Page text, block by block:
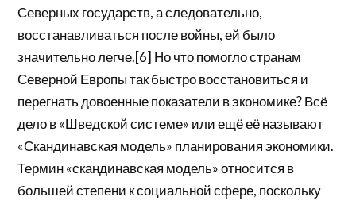
Северных государств, а следовательно,
восстанавливаться после войны, ей было
значительно легче.[6] Но что помогло странам
Северной Европы так быстро восстановиться и
перегнать довоенные показатели в экономике? Всё
дело в «Шведской системе» или ещё её называют
«Скандинавская модель» планирования экономики.
Термин «скандинавская модель» относится в
большей степени к социальной сфере, поскольку